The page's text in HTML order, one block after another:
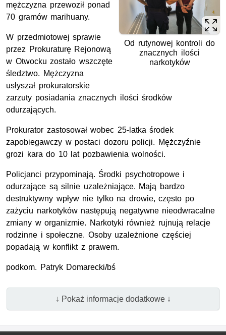
Od rutynowej kontroli do
znacznych ilości
narkotyków
mężczyzna przewoził ponad
70 gramów marihuany.
W przedmiotowej sprawie
przez Prokuraturę Rejonową
w Otwocku zostało wszczęte
śledztwo. Mężczyzna
usłyszał prokuratorskie
zarzuty posiadania znacznych ilości środków
odurzających.
Prokurator zastosował wobec 25-latka środek
zapobiegawczy w postaci dozoru policji. Mężczyźnie
grozi kara do 10 lat pozbawienia wolności.
Policjanci przypominają. Środki psychotropowe i
odurzające są silnie uzależniające. Mają bardzo
destruktywny wpływ nie tylko na drowie, często po
zażyciu narkotyków następują negatywne nieodwracalne
zmiany w organizmie. Narkotyki również rujnują relacje
rodzinne i społeczne. Osoby uzależnione częściej
popadają w konflikt z prawem.
podkom. Patryk Domarecki/bś
↓ Pokaż informacje dodatkowe ↓